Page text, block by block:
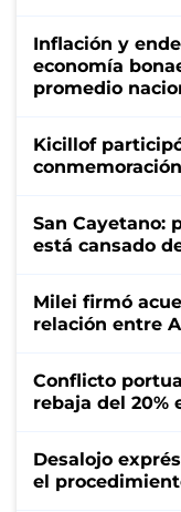
Inflación y
economía
promedio
Kicillof
San Cayetano:
está cansado
Milei firmó
relación entre
Conflicto
rebaja del 20%
Desalojo
el